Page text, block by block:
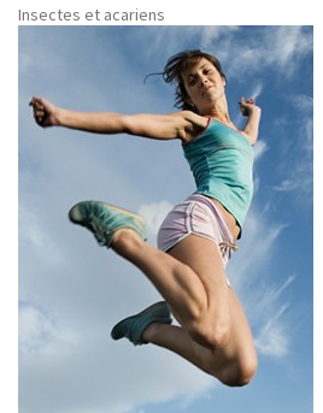
Insectes et acariens